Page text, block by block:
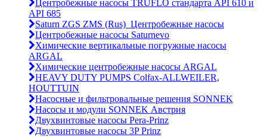
Центробежные насосы TRUFLO стандарта API 610 и
API 685
Saturn ZGS ZMS (Rus)_Центробежные насосы
Центробежные насосы Saturnevo
Химические вертикальные погружные насосы
ARGAL
Химические центробежные насосы ARGAL
HEAVY DUTY PUMPS Colfax-ALLWEILER,
HOUTTUIN
Насосные и фильтровальные решения SONNEK
Насосы и модули SONNEK Австрия
Двухвинтовые насосы Pera-Prinz
Двухвинтовые насосы 3P Prinz